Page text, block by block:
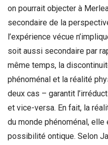
on pourrait objecter à
secondaire de la
l’expérience vécue
soit aussi secondaire par
même temps, la
phénoménal et la réalité
deux cas – garantit
et vice-versa. En fait, la
du monde phénoménal,
possibilité ontique. Selon